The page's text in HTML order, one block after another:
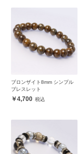
ブロンザイト8mm シンプル
ブレスレット
4,700